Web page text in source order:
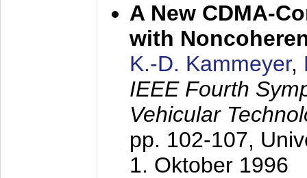
A New CDMA-
with
K.-D. Kammeyer,
IEEE Fourth
Vehicular
pp. 102-107,
1. Oktober 1996